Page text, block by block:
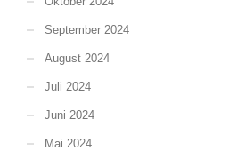
September 2024
August 2024
Juli 2024
Juni 2024
Mai 2024